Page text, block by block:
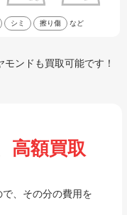
シミ 擦り傷 など
ンドも買取可能です！
高額買取
、その分の費用を